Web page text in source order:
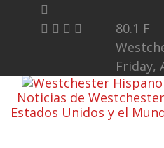
80.1 F
Friday,
Noticias de
Estados Unidos y el